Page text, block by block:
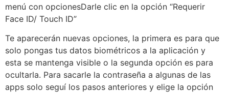
menú con opcionesDarle clic en la opción “Requerir
Face ID/ Touch ID”
Te aparecerán nuevas opciones, la primera es para que
solo pongas tus datos biométricos a la aplicación y
esta se mantenga visible o la segunda opción es para
ocultarla. Para sacarle la contraseña a algunas de las
apps solo seguí los pasos anteriores y elige la opción